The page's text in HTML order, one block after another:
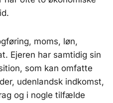
moms, løn,
Ejeren har samtidig sin
som kan omfatte
udenlandsk indkomst,
og i nogle tilfælde